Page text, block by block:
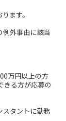
ます。
外事由に該当
万円以上の方
きる方が応募の
タントに勤務